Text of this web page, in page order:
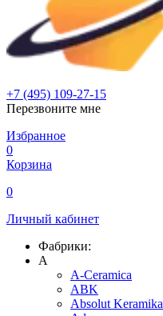
+7 (495) 109-27-15
Перезвоните мне
Избранное
0
Корзина
0
Личный кабинет
Фабрики:
A
A-Ceramica
ABK
Absolut Keramika